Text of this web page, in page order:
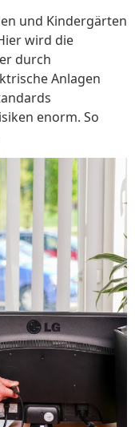
und Kindergärten
wird die
durch
Anlagen
enorm. So